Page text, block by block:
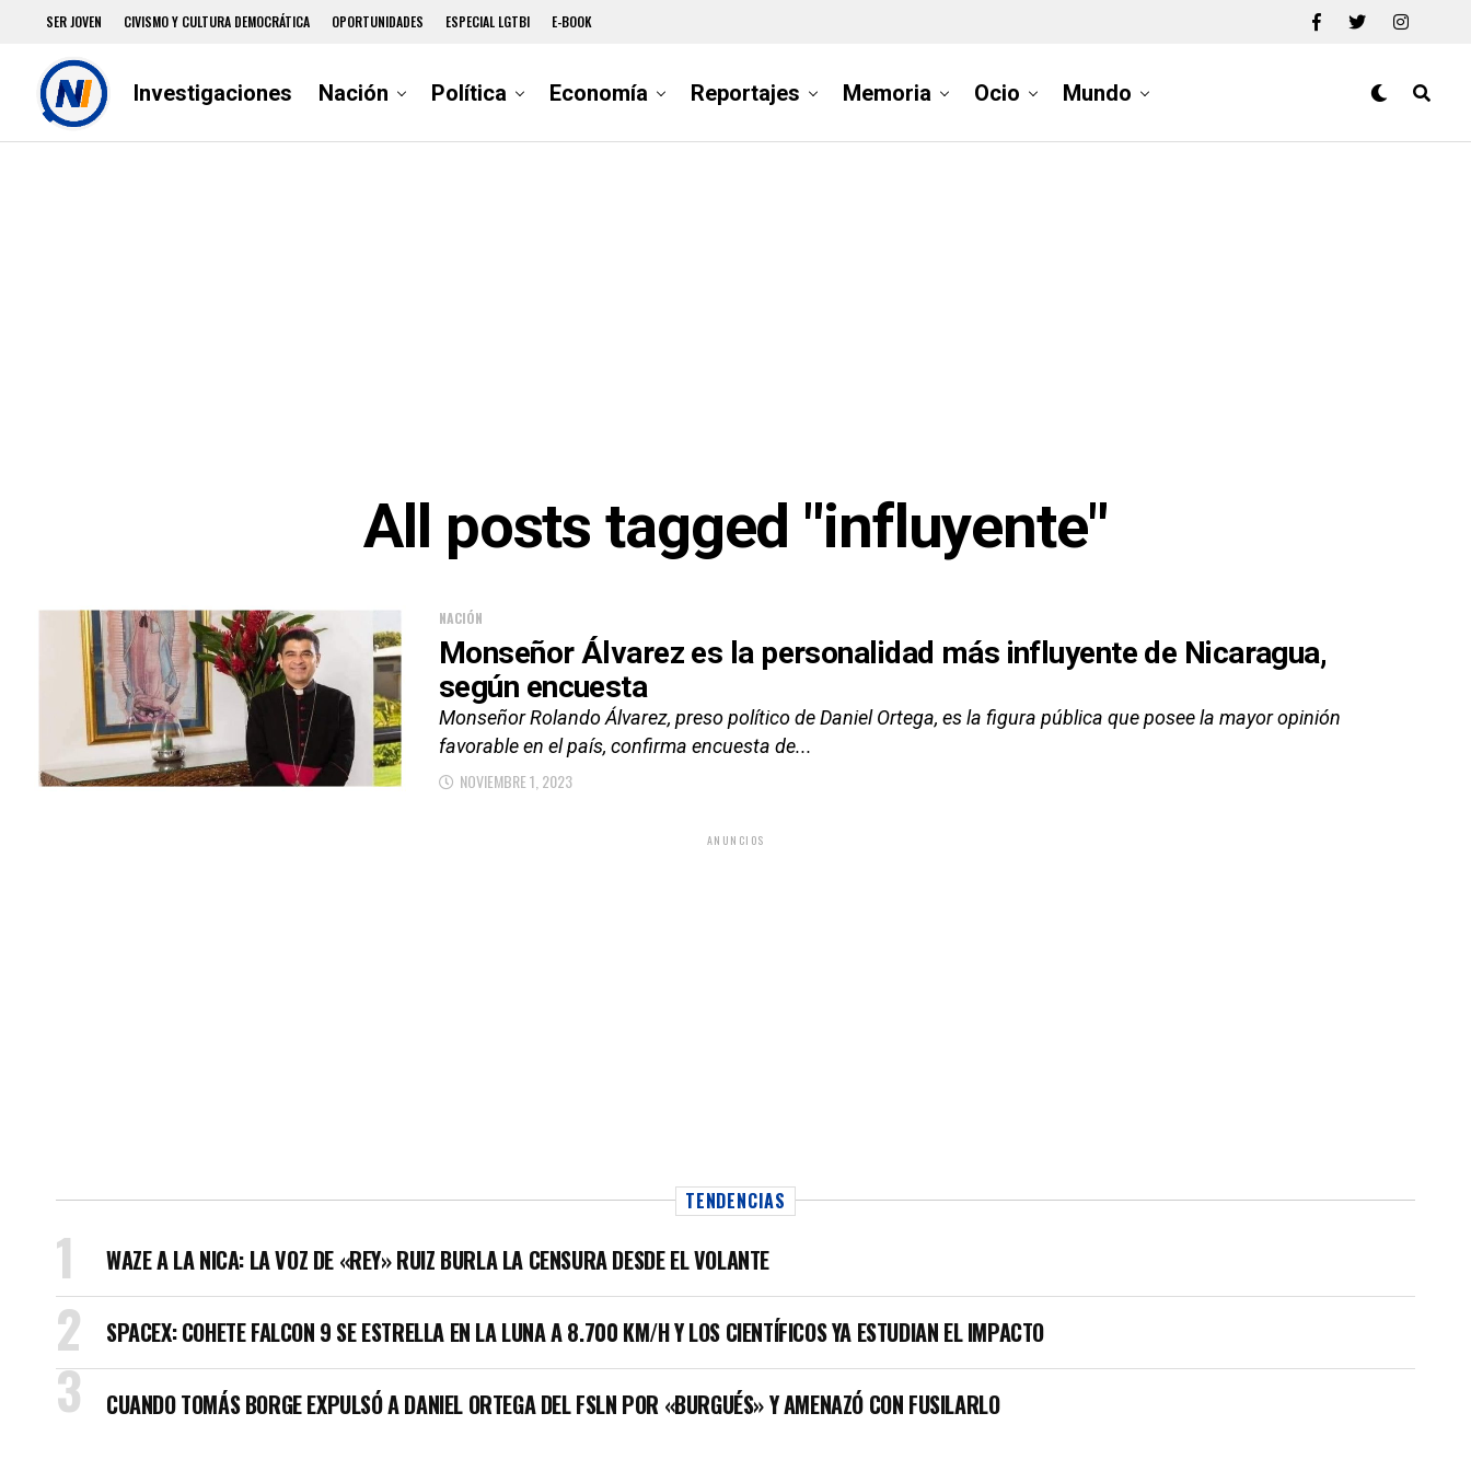
SER JOVEN CIVISMO Y CULTURA DEMOCRÁTICA OPORTUNIDADES ESPECIAL LGTBI E-BOOK
Investigaciones Nación Política Economía Reportajes Memoria Ocio Mundo
All posts tagged "influyente"
NACIÓN
Monseñor Álvarez es la personalidad más influyente de Nicaragua,
según encuesta
Monseñor Rolando Álvarez, preso político de Daniel Ortega, es la figura pública que posee la mayor opinión
favorable en el país, confirma encuesta de...
NOVIEMBRE 1, 2023
ANUNCIOS
TENDENCIAS
WAZE A LA NICA: LA VOZ DE «REY» RUIZ BURLA LA CENSURA DESDE EL VOLANTE
SPACEX: COHETE FALCON 9 SE ESTRELLA EN LA LUNA A 8.700 KM/H Y LOS CIENTÍFICOS YA ESTUDIAN EL IMPACTO
CUANDO TOMÁS BORGE EXPULSÓ A DANIEL ORTEGA DEL FSLN POR «BURGUÉS» Y AMENAZÓ CON FUSILARLO